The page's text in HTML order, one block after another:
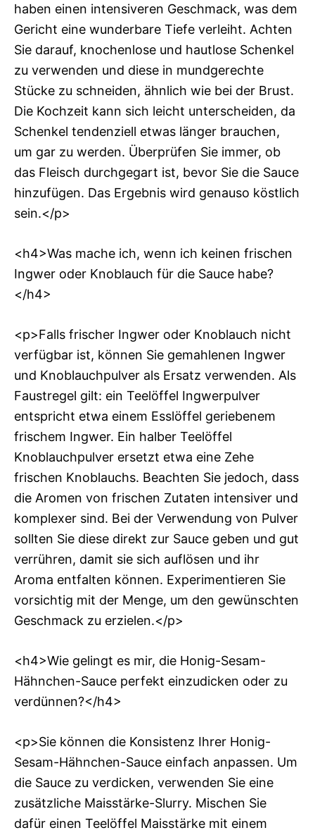
haben einen intensiveren Geschmack, was dem
Gericht eine wunderbare Tiefe verleiht. Achten
Sie darauf, knochenlose und hautlose Schenkel
zu verwenden und diese in mundgerechte
Stücke zu schneiden, ähnlich wie bei der Brust.
Die Kochzeit kann sich leicht unterscheiden, da
Schenkel tendenziell etwas länger brauchen,
um gar zu werden. Überprüfen Sie immer, ob
das Fleisch durchgegart ist, bevor Sie die Sauce
hinzufügen. Das Ergebnis wird genauso köstlich
sein.</p>
<h4>Was mache ich, wenn ich keinen frischen
Ingwer oder Knoblauch für die Sauce habe?
</h4>
<p>Falls frischer Ingwer oder Knoblauch nicht
verfügbar ist, können Sie gemahlenen Ingwer
und Knoblauchpulver als Ersatz verwenden. Als
Faustregel gilt: ein Teelöffel Ingwerpulver
entspricht etwa einem Esslöffel geriebenem
frischem Ingwer. Ein halber Teelöffel
Knoblauchpulver ersetzt etwa eine Zehe
frischen Knoblauchs. Beachten Sie jedoch, dass
die Aromen von frischen Zutaten intensiver und
komplexer sind. Bei der Verwendung von Pulver
sollten Sie diese direkt zur Sauce geben und gut
verrühren, damit sie sich auflösen und ihr
Aroma entfalten können. Experimentieren Sie
vorsichtig mit der Menge, um den gewünschten
Geschmack zu erzielen.</p>
<h4>Wie gelingt es mir, die Honig-Sesam-
Hähnchen-Sauce perfekt einzudicken oder zu
verdünnen?</h4>
<p>Sie können die Konsistenz Ihrer Honig-
Sesam-Hähnchen-Sauce einfach anpassen. Um
die Sauce zu verdicken, verwenden Sie eine
zusätzliche Maisstärke-Slurry. Mischen Sie
dafür einen Teelöffel Maisstärke mit einem